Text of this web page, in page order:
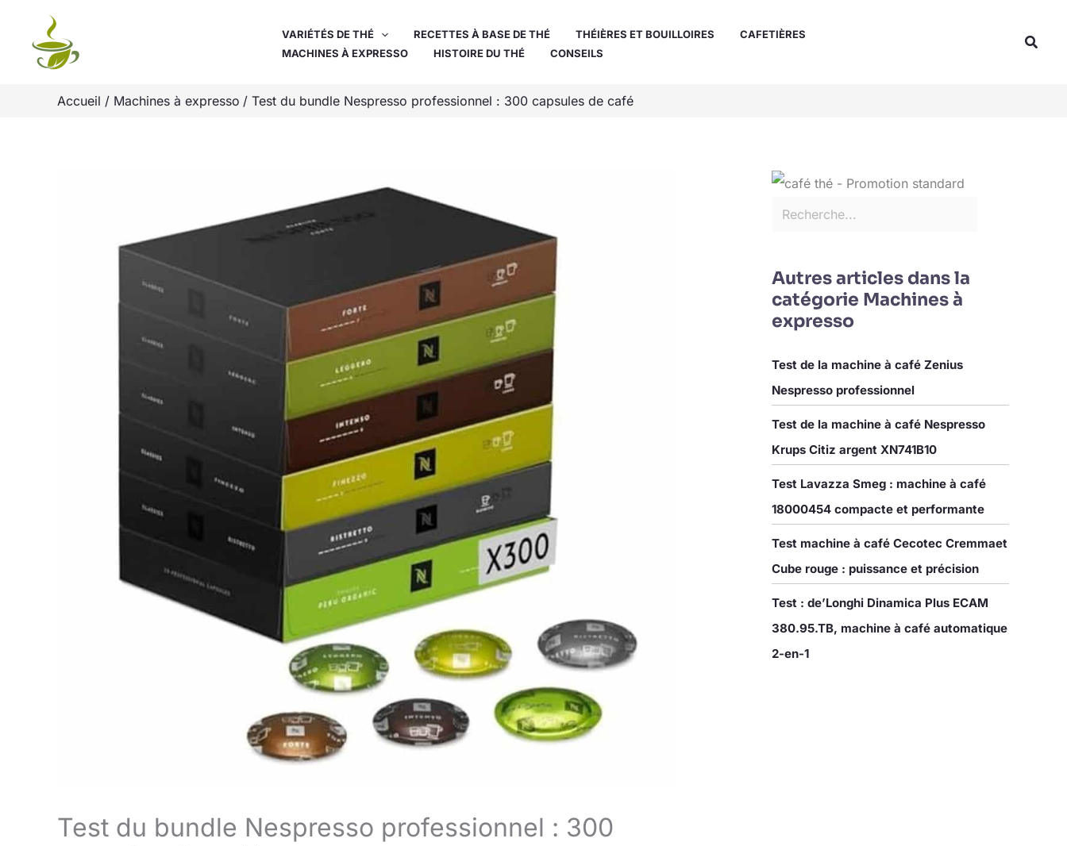
contenu
VARIÉTÉS DE THÉ RECETTES À BASE DE THÉ THÉIÈRES ET BOUILLOIRES
CAFETIÈRES
MACHINES À EXPRESSO
HISTOIRE DU THÉ CONSEILS
Accueil Machines à expresso Test du bundle Nespresso professionnel : 300 capsules de café
Test du bundle Nespresso professionnel : 300
Autres articles dans la
catégorie Machines à
expresso
Test de la machine à café Zenius
Nespresso professionnel
Test de la machine à café Nespresso
Krups Citiz argent XN741B10
Test Lavazza Smeg : machine à café
18000454 compacte et performante
Test machine à café Cecotec Cremmaet
Cube rouge : puissance et précision
Test : de’Longhi Dinamica Plus ECAM
380.95.TB, machine à café automatique
2-en-1